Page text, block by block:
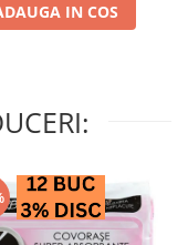
IN COS